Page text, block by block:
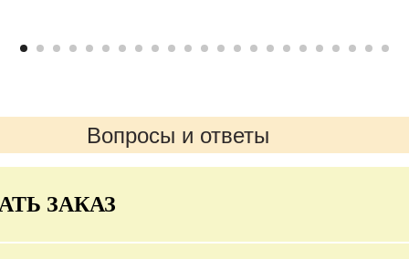
Вопросы и ответы
ЗАКАЗ